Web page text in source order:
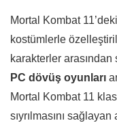
Mortal Kombat
kostümlerle
karakterler
PC dövüş oyunları
Mortal Kombat 11
sıyrılmasını